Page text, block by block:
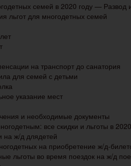
семей в 2020 году — Развод
льгот для многодетных семей
на транспорт до санатория
для семей с детьми
указание мест
и необходимые документы
все скидки и льготы в
на ж/д длядетей
на приобретение ж/д-
льготы во время поездок на ж/д